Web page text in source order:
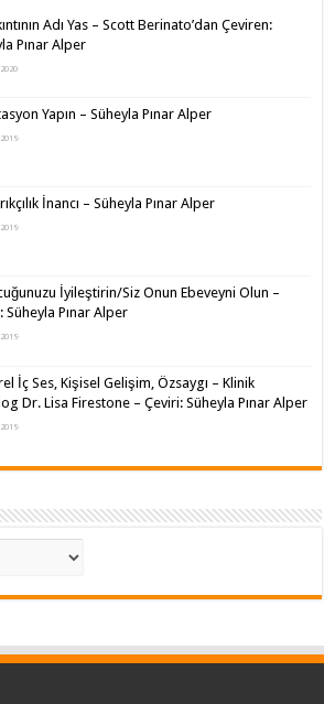
Adı Yas – Scott Berinato’dan Çeviren:
Pınar Alper
Yapın – Süheyla Pınar Alper
İnancı – Süheyla Pınar Alper
İyileştirin/Siz Onun Ebeveyni Olun –
Süheyla Pınar Alper
İç Ses, Kişisel Gelişim, Özsaygı – Klinik
Dr. Lisa Firestone – Çeviri: Süheyla Pınar Alper